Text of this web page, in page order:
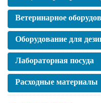
Ветеринарное
Оборудование для
Лабораторная посуда
Расходные материалы